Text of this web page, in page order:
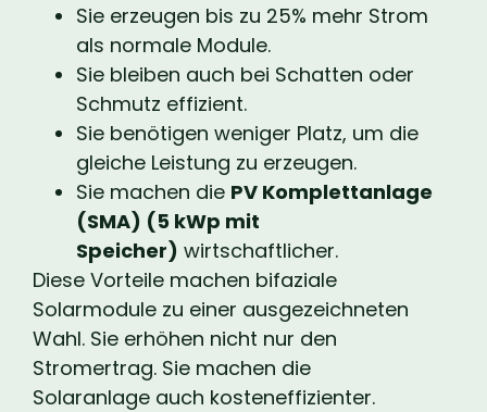
Sie erzeugen bis zu 25% mehr Strom
als normale Module.
Sie bleiben auch bei Schatten oder
Schmutz effizient.
Sie benötigen weniger Platz, um die
gleiche Leistung zu erzeugen.
Sie machen die PV Komplettanlage
(SMA) (5 kWp mit
Speicher) wirtschaftlicher.
Diese Vorteile machen bifaziale
Solarmodule zu einer ausgezeichneten
Wahl. Sie erhöhen nicht nur den
Stromertrag. Sie machen die
Solaranlage auch kosteneffizienter.